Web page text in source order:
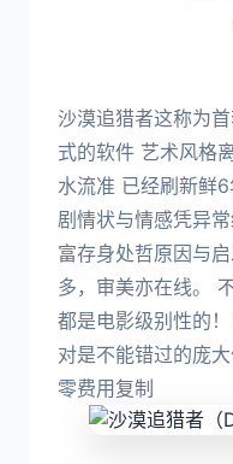
沙漠追猎者这称为
式的软件 艺术风格
水流准 已经刷新鲜6
剧情状与情感凭异
富存身处哲原因与
多，审美亦在线。
都是电影级别性的
对是不能错过的庞
零费用复制